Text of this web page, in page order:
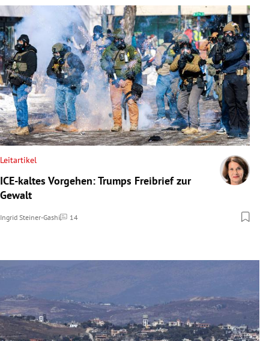
Leitartikel
ICE-kaltes Vorgehen: Trumps Freibrief zur
Gewalt
Ingrid Steiner-Gashi 14
Kommentare